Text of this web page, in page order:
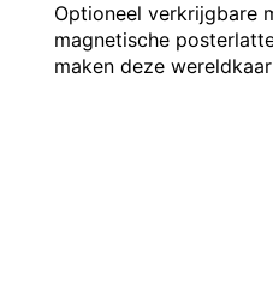
Optioneel verkrijgbare
magnetische
maken deze